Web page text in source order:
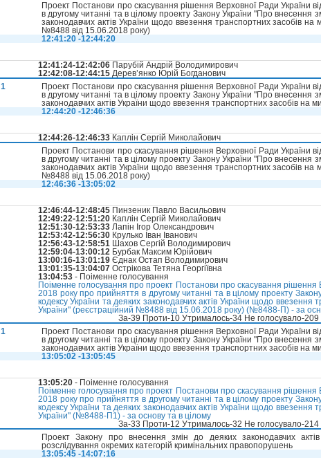
Проект Постанови про скасування рішення Верховної Ради України
в другому читанні та в цілому проекту Закону України "Про внесення
законодавчих актів України щодо ввезення транспортних засобів на
№8488 від 15.06.2018 року)
12:41:20 -12:44:20
12:41:24-12:42:06 Парубій Андрій Володимирович
12:42:08-12:44:15 Дерев’янко Юрій Богданович
Проект Постанови про скасування рішення Верховної Ради України
в другому читанні та в цілому проекту Закону України "Про внесення
законодавчих актів України щодо ввезення транспортних засобів на
12:44:20 -12:46:36
12:44:26-12:46:33 Каплін Сергій Миколайович
Проект Постанови про скасування рішення Верховної Ради України
в другому читанні та в цілому проекту Закону України "Про внесення
законодавчих актів України щодо ввезення транспортних засобів на
№8488 від 15.06.2018 року)
12:46:36 -13:05:02
12:46:44-12:48:45 Пинзеник Павло Васильович
12:49:22-12:51:20 Каплін Сергій Миколайович
12:51:30-12:53:33 Лапін Ігор Олександрович
12:53:42-12:56:30 Крулько Іван Іванович
12:56:43-12:58:51 Шахов Сергій Володимирович
12:59:04-13:00:12 Бурбак Максим Юрійович
13:00:16-13:01:19 Єднак Остап Володимирович
13:01:35-13:04:07 Острікова Тетяна Георгіївна
13:04:53 - Поіменне голосування
Поіменне голосування про проект Постанови про скасування рішення
2018 року про прийняття в другому читанні та в цілому проекту
кодексу України та деяких законодавчих актів України щодо ввезення
України" (реєстраційний №8488 від 15.06.2018 року) (№8488-П) - за
За-39 Проти-10 Утрималось-34 Не голосувало-209
Проект Постанови про скасування рішення Верховної Ради України
в другому читанні та в цілому проекту Закону України "Про внесення
законодавчих актів України щодо ввезення транспортних засобів на
13:05:02 -13:05:45
13:05:20 - Поіменне голосування
Поіменне голосування про проект Постанови про скасування рішення
2018 року про прийняття в другому читанні та в цілому проекту
кодексу України та деяких законодавчих актів України щодо ввезення
України" (№8488-П1) - за основу та в цілому
За-33 Проти-12 Утрималось-32 Не голосувало-214
Проект Закону про внесення змін до деяких законодавчих
розслідування окремих категорій кримінальних правопорушень
13:05:45 -14:07:16